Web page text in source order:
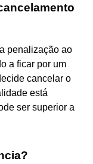
penalização ao
a ficar por um
cancelar o
está
ser superior a